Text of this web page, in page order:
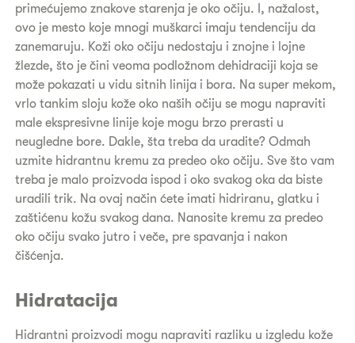
primećujemo znakove starenja je oko očiju. I, nažalost,
ovo je mesto koje mnogi muškarci imaju tendenciju da
zanemaruju. Koži oko očiju nedostaju i znojne i lojne
žlezde, što je čini veoma podložnom dehidraciji koja se
može pokazati u vidu sitnih linija i bora. Na super mekom,
vrlo tankim sloju kože oko naših očiju se mogu napraviti
male ekspresivne linije koje mogu brzo prerasti u
neugledne bore. Dakle, šta treba da uradite? Odmah
uzmite hidrantnu kremu za predeo oko očiju. Sve što vam
treba je malo proizvoda ispod i oko svakog oka da biste
uradili trik. Na ovaj način ćete imati hidriranu, glatku i
zaštićenu kožu svakog dana. Nanosite kremu za predeo
oko očiju svako jutro i veče, pre spavanja i nakon
čišćenja.
Hidratacija
Hidrantni proizvodi mogu napraviti razliku u izgledu kože